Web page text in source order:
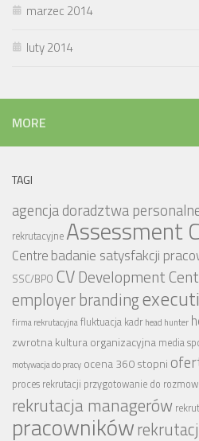
marzec 2014
luty 2014
MORE
TAGI
agencja doradztwa
rekrutacyjne Assessment
Centre badanie satysfakcji
SSC/BPO CV Development
employer branding
firma rekrutacyjnafluktuacja kadr head hunter
zwrotnakultura organizacyjna media
motywacja do pracy ocena 360 stopni
proces rekrutacji przygotowanie do
rekrutacja managerów
pracowników